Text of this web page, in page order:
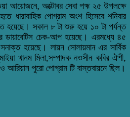
আয়োজনে, অক্টোবর সেবা পহ্ম ২৫ উপলক্ষে
ধারাবাহিক পোগ্রাম অংশ হিসেবে শনিবার
হয়েছে। সকাল ৮ টা শুরু হয়ে ১০ টা পর্যন্ত
চেক-আপ হয়েছে। এরমধ্যে ৪৫
হয়েছে। লায়ন সোলায়মান এর সার্বিক
খানম মিলা,সম্পাদক নওসীন কবির ঐশী,
আরিয়ান পুরো পোগ্রাম টি বাস্তবায়নে ছিল।